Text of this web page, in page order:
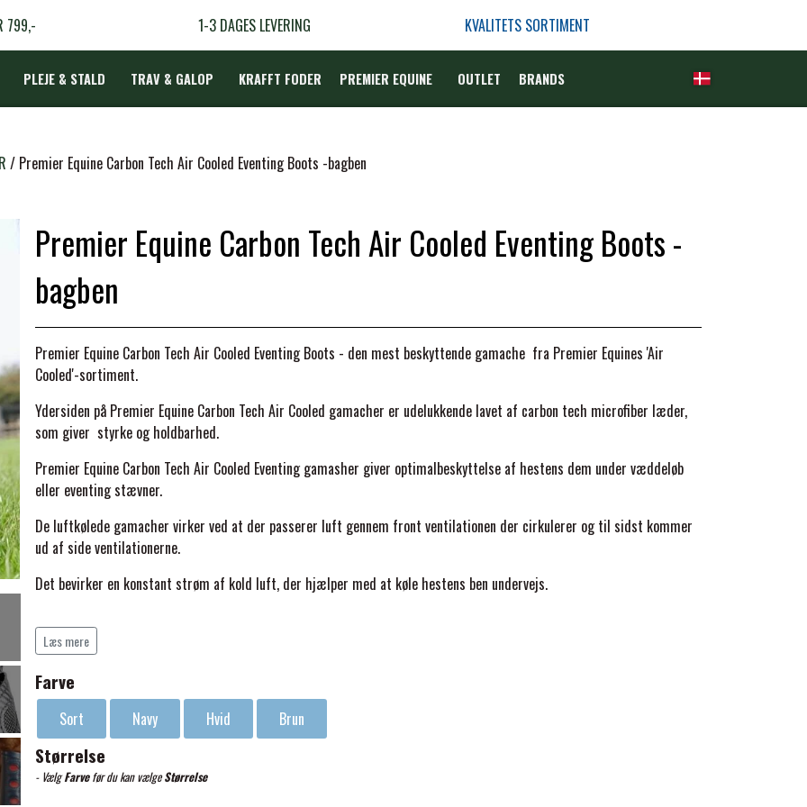
799,- 1-3 DAGES LEVERING KVALITETS SORTIMENT
PLEJE & STALD TRAV & GALOP KRAFFT FODER PREMIER EQUINE OUTLET BRANDS
Premier Equine Carbon Tech Air Cooled Eventing Boots -bagben
Premier Equine Carbon Tech Air Cooled Eventing Boots -
bagben
Premier Equine Carbon Tech Air Cooled Eventing Boots - den mest beskyttende gamache fra Premier Equines 'Air
Cooled'-sortiment.
Ydersiden på Premier Equine Carbon Tech Air Cooled gamacher er udelukkende lavet af carbon tech microfiber læder,
som giver styrke og holdbarhed.
Premier Equine Carbon Tech Air Cooled Eventing gamasher giver optimalbeskyttelse af hestens dem under væddeløb
eller eventing stævner.
De luftkølede gamacher virker ved at der passerer luft gennem front ventilationen der cirkulerer og til sidst kommer
ud af side ventilationerne.
Det bevirker en konstant strøm af kold luft, der hjælper med at køle hestens ben undervejs.
den oprindelige form.
En yderligere fordel er at det er lettere, men giver større beskyttelse, og de kan maskinvaskes og har fremragende
holdbarhed.
Premier Equine Carbon Tech Air Cooled Eventing baggamacher har højskåret design, der giver maksimal dækning og
beskyttelse mod stød og skrammer.
Læs mere
Farve
Sort Navy Hvid Brun
Størrelse
- VælgFarvefør du kan vælgeStørrelse